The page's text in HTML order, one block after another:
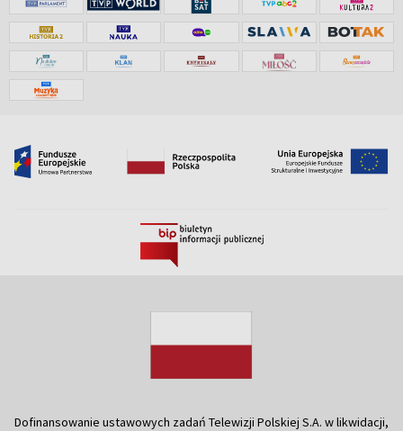
Dofinansowanie ustawowych zadań Telewizji Polskiej S.A. w likwidacji,